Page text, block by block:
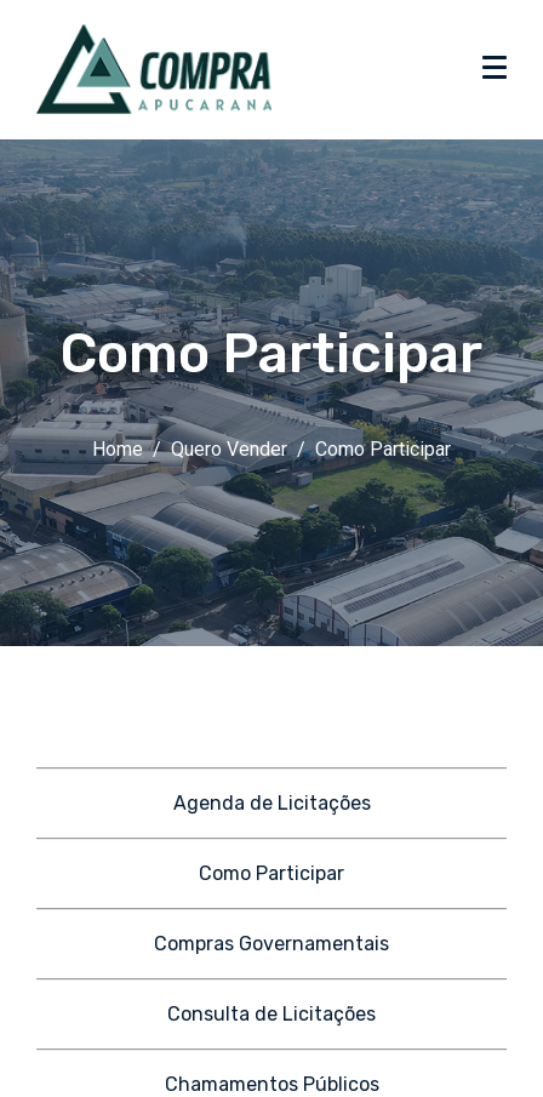
Como Participar
Home Quero Vender Como Participar
Agenda de Licitações
Como Participar
Compras Governamentais
Consulta de Licitações
Chamamentos Públicos